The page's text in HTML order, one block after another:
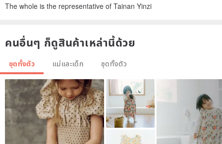
The whole is the representative of Tainan Yinzi
คนอื่นๆ ก็ดูสินค้าเหล่านี้ด้วย
ชุดทั้งตัว แม่และเด็ก ชุดทั้งตัว